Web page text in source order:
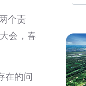
个责
会，春
在的问